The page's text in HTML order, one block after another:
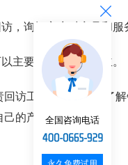
，询问客户对商品和服
主要以节日祝福为主。
访工作，不仅可以了
己的产品和服务。
全国咨询电话